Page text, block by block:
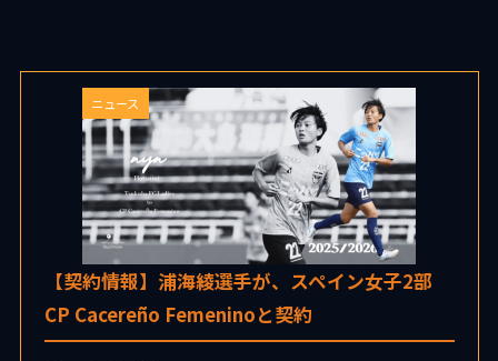
ニュース
【契約情報】浦海綾選手が、スペイン女子2部
CP Cacereño Femeninoと契約